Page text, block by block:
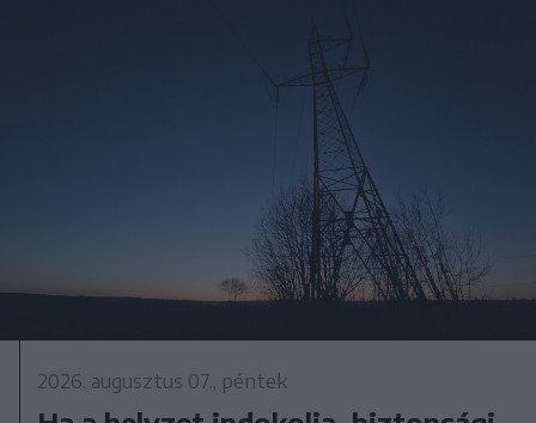
2026. augusztus 07., péntek